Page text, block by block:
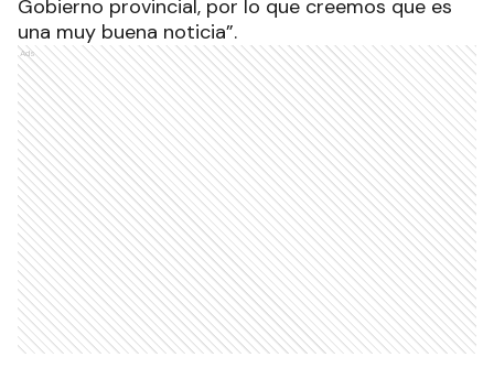
Gobierno provincial, por lo que creemos que es
una muy buena noticia”.
Ads